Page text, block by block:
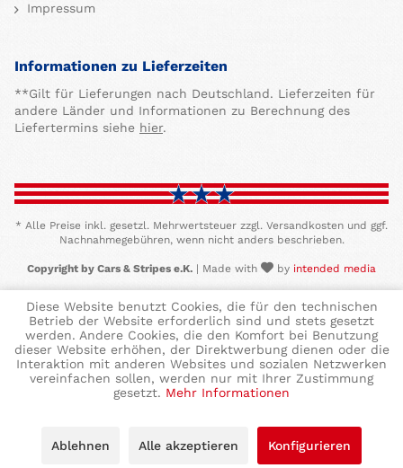
Impressum
Informationen zu Lieferzeiten
**Gilt für Lieferungen nach Deutschland. Lieferzeiten für
andere Länder und Informationen zu Berechnung des
Liefertermins siehe hier.
* Alle Preise inkl. gesetzl. Mehrwertsteuer zzgl. Versandkosten und ggf.
Nachnahmegebühren, wenn nicht anders beschrieben.
Copyright by Cars & Stripes e.K. | Made with by intended media
Diese Website benutzt Cookies, die für den technischen
Betrieb der Website erforderlich sind und stets gesetzt
werden. Andere Cookies, die den Komfort bei Benutzung
dieser Website erhöhen, der Direktwerbung dienen oder die
Interaktion mit anderen Websites und sozialen Netzwerken
vereinfachen sollen, werden nur mit Ihrer Zustimmung
gesetzt. Mehr Informationen
Ablehnen Alle akzeptieren Konfigurieren